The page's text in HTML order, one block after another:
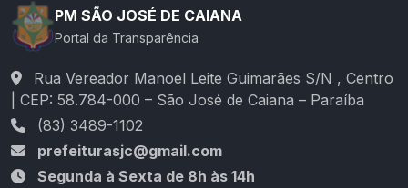
PM SÃO JOSÉ DE CAIANA
Portal da Transparência
Rua Vereador Manoel Leite Guimarães S/N , Centro
| CEP: 58.784-000 – São José de Caiana – Paraíba
(83) 3489-1102
prefeiturasjc@gmail.com
Segunda à Sexta de 8h às 14h